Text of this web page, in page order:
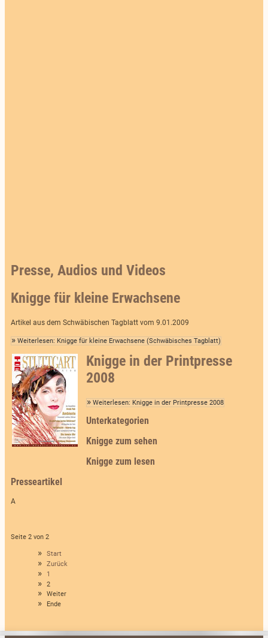
Presse, Audios und Videos
Knigge für kleine Erwachsene
Artikel aus dem Schwäbischen Tagblatt vom 9.01.2009
Weiterlesen: Knigge für kleine Erwachsene (Schwäbisches Tagblatt)
Knigge in der Printpresse
2008
Weiterlesen: Knigge in der Printpresse 2008
Unterkategorien
Knigge zum sehen
Knigge zum lesen
Presseartikel
A
Seite 2 von 2
Start
Zurück
1
2
Weiter
Ende